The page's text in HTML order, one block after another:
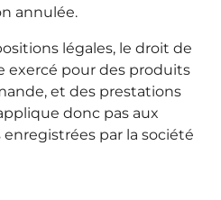
annulée.
légales, le droit de
exercé pour des produits
et des prestations
donc pas aux
par la société